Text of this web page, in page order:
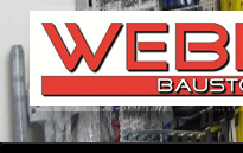
content